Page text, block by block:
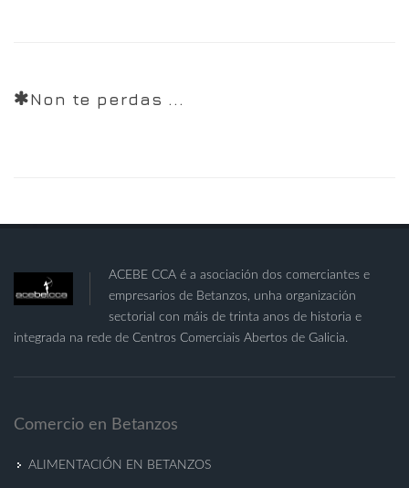
Non te perdas ...
ACEBE CCA é a asociación dos comerciantes e
empresarios de Betanzos, unha organización
sectorial con máis de trinta anos de historia e
integrada na rede de Centros Comerciais Abertos de Galicia.
Comercio en Betanzos
ALIMENTACIÓN EN BETANZOS